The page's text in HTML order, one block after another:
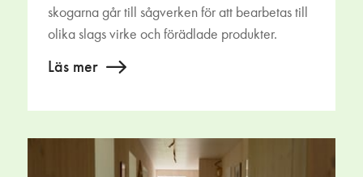
skogarna går till sågverken för att bearbetas till
olika slags virke och förädlade produkter.
Läs mer